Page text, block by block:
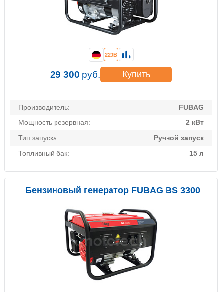
Производитель:
FUBAG
Мощность резервная:
2 кВт
Тип запуска:
Ручной запуск
Топливный бак:
15 л
220В
29 300 руб. Купить
Бензиновый генератор FUBAG BS 3300